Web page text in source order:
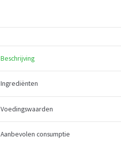
Beschrijving
Ingrediënten
Voedingswaarden
Aanbevolen consumptie